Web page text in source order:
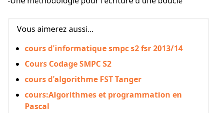
Vous aimerez aussi...
cours d'informatique smpc s2 fsr 2013/14
Cours Codage SMPC S2
cours d'algorithme FST Tanger
cours:Algorithmes et programmation en
Pascal